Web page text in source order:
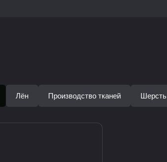
Лён Производство тканей Шерсть